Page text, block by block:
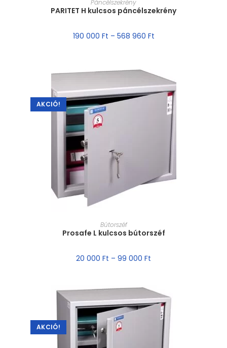
Páncélszekrény
PARITET H kulcsos páncélszekrény
190 000 Ft – 568 960 Ft
AKCIÓ!
MÉRET VÁLASZTÁSA
Bútorszéf
Prosafe L kulcsos bútorszéf
20 000 Ft – 99 000 Ft
AKCIÓ!